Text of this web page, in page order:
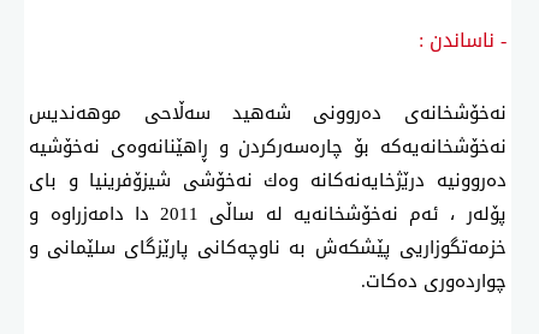
- ناساندن :
نەخۆشخانەی دەروونی شەهید سەڵاحی موهەندیس
نەخۆشخانەیەكە بۆ چارەسەركردن و ڕاهێنانەوەی نەخۆشیە
دەروونیە درێژخایەنەكانە وەك نەخۆشی شیزۆفرینیا و بای
پۆلەر ، ئەم نەخۆشخانەیە لە ساڵی 2011 دا دامەزراوە و
خزمەتگوزاریی پێشكەش بە ناوچەكانی پارێزگای سلێمانی و
چواردەوری دەكات.